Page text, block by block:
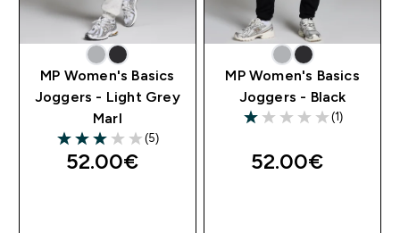
MP Women's Basics
Joggers - Light Grey
Marl
3 out of 5 stars
(5)
52.00€‎
MP Women's Basics
Joggers - Black
1 out of 5 stars
(1)
52.00€‎